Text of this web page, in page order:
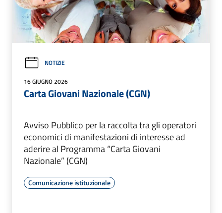
NOTIZIE
16 GIUGNO 2026
Carta Giovani Nazionale (CGN)
Avviso Pubblico per la raccolta tra gli operatori
economici di manifestazioni di interesse ad
aderire al Programma “Carta Giovani
Nazionale” (CGN)
Comunicazione istituzionale